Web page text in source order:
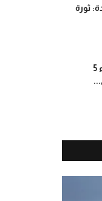
ثورة
توقعات الأبراج اليومية الأربعاء 5